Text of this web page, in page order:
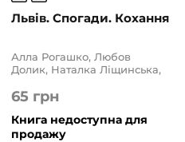
Львів. Спогади. Кохання
65 грн
Алла Рогашко, Любов
Долик, Наталка Ліщинська,
Нікалео, Олена Чернінька,
Світлана Горбань, Тала
Владмирова, Тетяна
Белімова, Уляна Дудок
Книга недоступна для
продажу